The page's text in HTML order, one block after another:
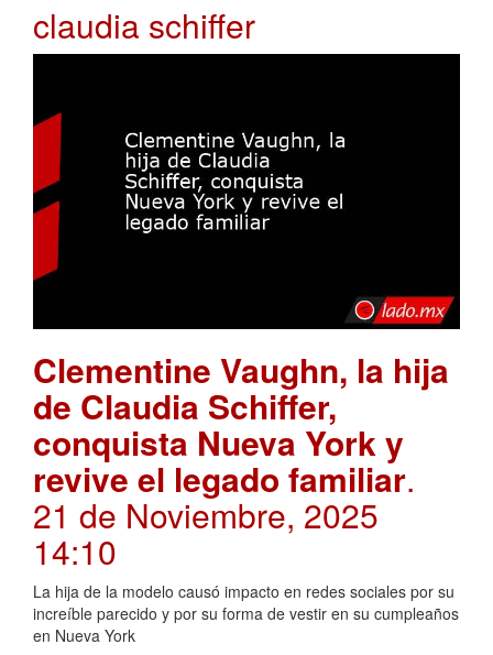
claudia schiffer
Clementine Vaughn, la hija
de Claudia Schiffer,
conquista Nueva York y
revive el legado familiar.
21 de Noviembre, 2025
14:10
La hija de la modelo causó impacto en redes sociales por su
increíble parecido y por su forma de vestir en su cumpleaños
en Nueva York